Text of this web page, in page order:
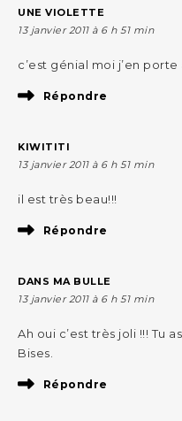
UNE VIOLETTE
13 janvier 2011 à 6 h 51 min
c’est génial moi j’en
Répondre
KIWITITI
13 janvier 2011 à 6 h 51 min
il est très beau!!!
Répondre
DANS MA BULLE
13 janvier 2011 à 6 h 51 min
Ah oui c’est très joli !!! Tu
Bises.
Répondre